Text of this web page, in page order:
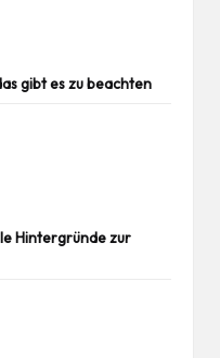
gibt es zu beachten
Hintergründe zur